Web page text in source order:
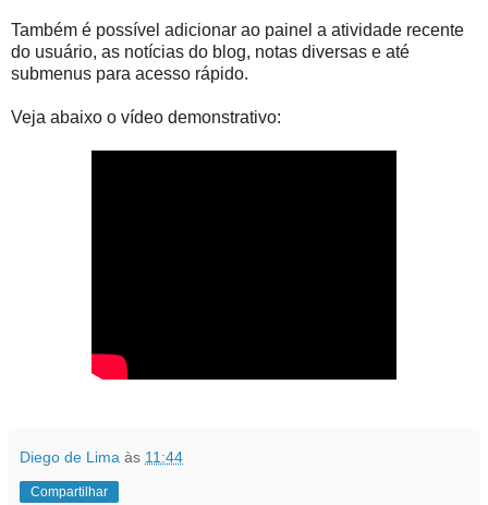
Também é possível adicionar ao painel a atividade recente
do usuário, as notícias do blog, notas diversas e até
submenus para acesso rápido.
Veja abaixo o vídeo demonstrativo:
Diego de Lima às 11:44
Compartilhar